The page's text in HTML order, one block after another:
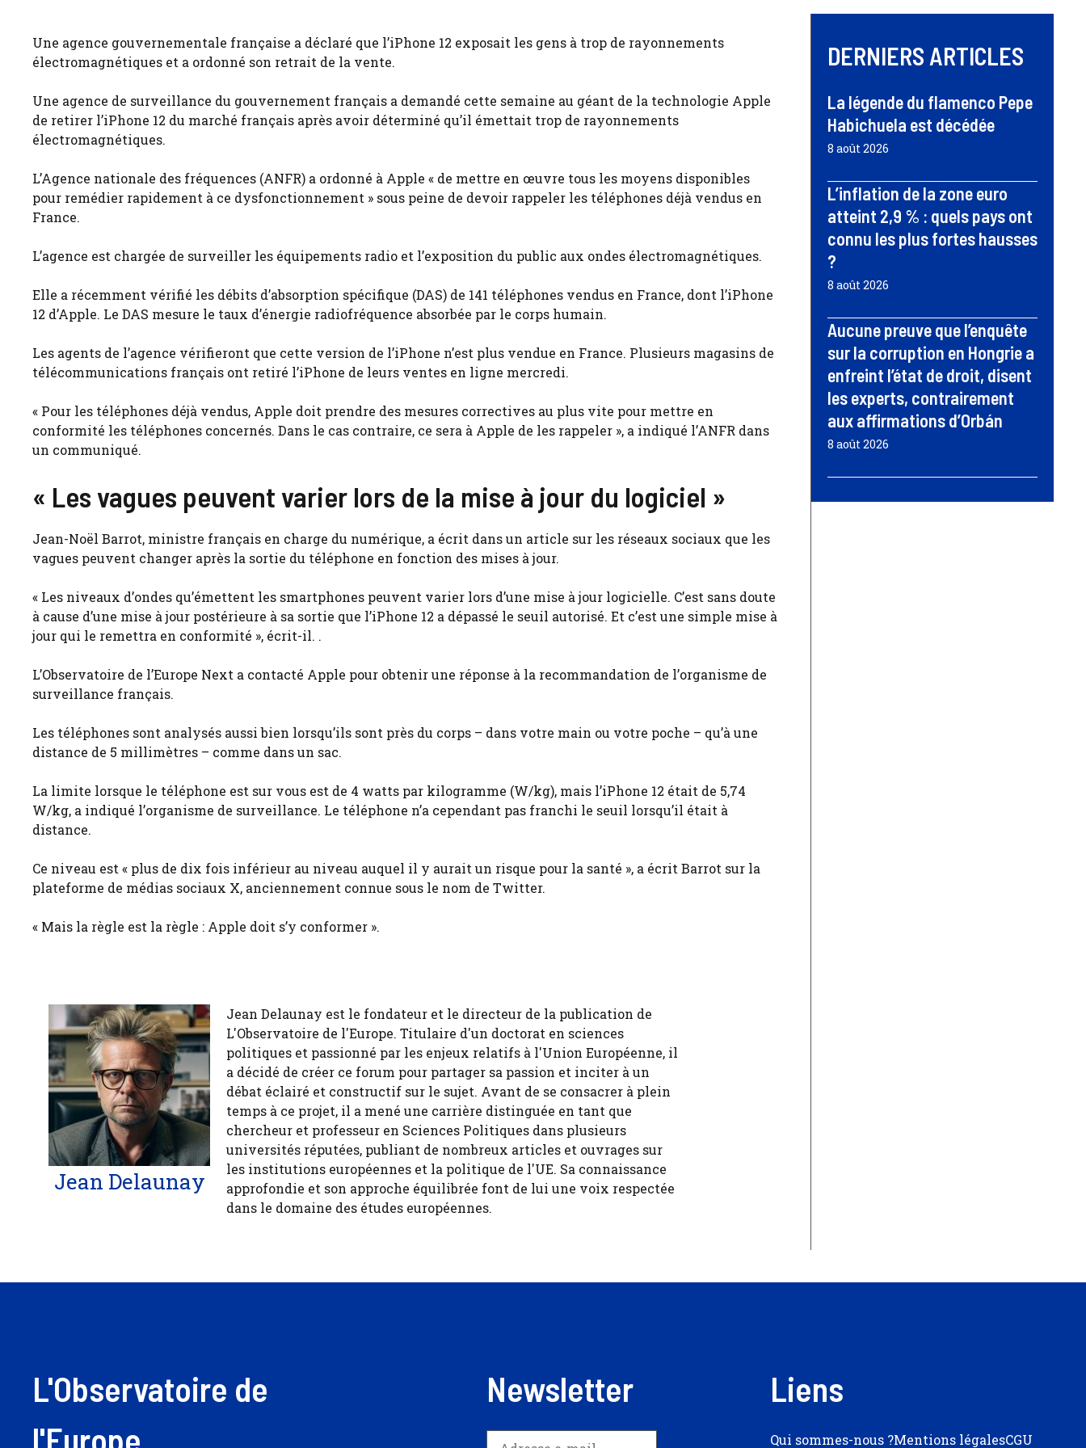
Une agence gouvernementale française a déclaré que l’iPhone 12 exposait les gens à trop de rayonnements
électromagnétiques et a ordonné son retrait de la vente.
Une agence de surveillance du gouvernement français a demandé cette semaine au géant de la technologie Apple
de retirer l’iPhone 12 du marché français après avoir déterminé qu’il émettait trop de rayonnements
électromagnétiques.
L’Agence nationale des fréquences (ANFR) a ordonné à Apple « de mettre en œuvre tous les moyens disponibles
pour remédier rapidement à ce dysfonctionnement » sous peine de devoir rappeler les téléphones déjà vendus en
France.
L’agence est chargée de surveiller les équipements radio et l’exposition du public aux ondes électromagnétiques.
Elle a récemment vérifié les débits d’absorption spécifique (DAS) de 141 téléphones vendus en France, dont l’iPhone
12 d’Apple. Le DAS mesure le taux d’énergie radiofréquence absorbée par le corps humain.
Les agents de l’agence vérifieront que cette version de l’iPhone n’est plus vendue en France. Plusieurs magasins de
télécommunications français ont retiré l’iPhone de leurs ventes en ligne mercredi.
« Pour les téléphones déjà vendus, Apple doit prendre des mesures correctives au plus vite pour mettre en
conformité les téléphones concernés. Dans le cas contraire, ce sera à Apple de les rappeler », a indiqué l’ANFR dans
un communiqué.
« Les vagues peuvent varier lors de la mise à jour du logiciel »
Jean-Noël Barrot, ministre français en charge du numérique, a écrit dans un article sur les réseaux sociaux que les
vagues peuvent changer après la sortie du téléphone en fonction des mises à jour.
« Les niveaux d’ondes qu’émettent les smartphones peuvent varier lors d’une mise à jour logicielle. C’est sans doute
à cause d’une mise à jour postérieure à sa sortie que l’iPhone 12 a dépassé le seuil autorisé. Et c’est une simple mise à
jour qui le remettra en conformité », écrit-il. .
L’Observatoire de l’Europe Next a contacté Apple pour obtenir une réponse à la recommandation de l’organisme de
surveillance français.
Les téléphones sont analysés aussi bien lorsqu’ils sont près du corps – dans votre main ou votre poche – qu’à une
distance de 5 millimètres – comme dans un sac.
La limite lorsque le téléphone est sur vous est de 4 watts par kilogramme (W/kg), mais l’iPhone 12 était de 5,74
W/kg, a indiqué l’organisme de surveillance. Le téléphone n’a cependant pas franchi le seuil lorsqu’il était à
distance.
Ce niveau est « plus de dix fois inférieur au niveau auquel il y aurait un risque pour la santé », a écrit Barrot sur la
plateforme de médias sociaux X, anciennement connue sous le nom de Twitter.
« Mais la règle est la règle : Apple doit s’y conformer ».
Jean Delaunay
Jean Delaunay est le fondateur et le directeur de la publication de
L'Observatoire de l'Europe. Titulaire d'un doctorat en sciences
politiques et passionné par les enjeux relatifs à l'Union Européenne, il
a décidé de créer ce forum pour partager sa passion et inciter à un
débat éclairé et constructif sur le sujet. Avant de se consacrer à plein
temps à ce projet, il a mené une carrière distinguée en tant que
chercheur et professeur en Sciences Politiques dans plusieurs
universités réputées, publiant de nombreux articles et ouvrages sur
les institutions européennes et la politique de l'UE. Sa connaissance
approfondie et son approche équilibrée font de lui une voix respectée
dans le domaine des études européennes.
DERNIERS ARTICLES
La légende du flamenco Pepe
Habichuela est décédée
8 août 2026
L’inflation de la zone euro
atteint 2,9 % : quels pays ont
connu les plus fortes hausses
?
8 août 2026
Aucune preuve que l’enquête
sur la corruption en Hongrie a
enfreint l’état de droit, disent
les experts, contrairement
aux affirmations d’Orbán
8 août 2026
L'Observatoire de
l'Europe
Newsletter Liens
Qui sommes-nous ?Mentions légalesCGU